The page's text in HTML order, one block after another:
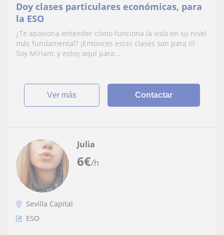
Doy clases particulares económicas, para
la ESO
¿Te apasiona entender cómo funciona la vida en su nivel
más fundamental? ¡Entonces estas clases son para ti!
Soy Míriam, y estoy aquí para...
ver más Contactar
6€/h
Julia
Sevilla Capital
ESO